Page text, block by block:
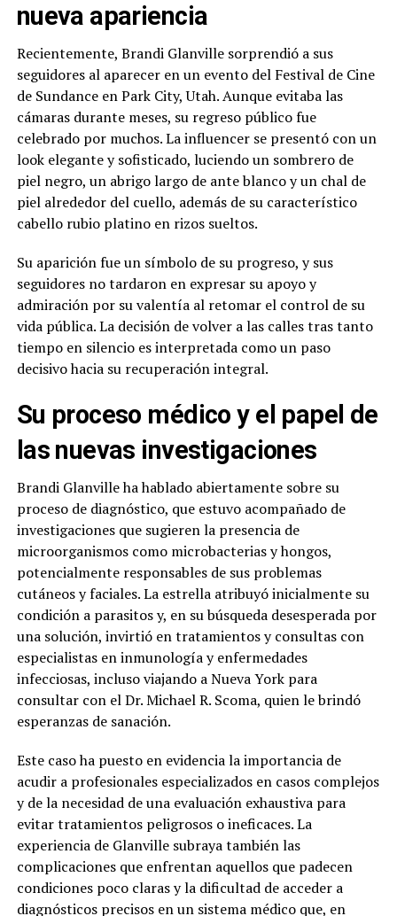
nueva apariencia
Recientemente, Brandi Glanville sorprendió a sus
seguidores al aparecer en un evento del Festival de Cine
de Sundance en Park City, Utah. Aunque evitaba las
cámaras durante meses, su regreso público fue
celebrado por muchos. La influencer se presentó con un
look elegante y sofisticado, luciendo un sombrero de
piel negro, un abrigo largo de ante blanco y un chal de
piel alrededor del cuello, además de su característico
cabello rubio platino en rizos sueltos.
Su aparición fue un símbolo de su progreso, y sus
seguidores no tardaron en expresar su apoyo y
admiración por su valentía al retomar el control de su
vida pública. La decisión de volver a las calles tras tanto
tiempo en silencio es interpretada como un paso
decisivo hacia su recuperación integral.
Su proceso médico y el papel de
las nuevas investigaciones
Brandi Glanville ha hablado abiertamente sobre su
proceso de diagnóstico, que estuvo acompañado de
investigaciones que sugieren la presencia de
microorganismos como microbacterias y hongos,
potencialmente responsables de sus problemas
cutáneos y faciales. La estrella atribuyó inicialmente su
condición a parasitos y, en su búsqueda desesperada por
una solución, invirtió en tratamientos y consultas con
especialistas en inmunología y enfermedades
infecciosas, incluso viajando a Nueva York para
consultar con el Dr. Michael R. Scoma, quien le brindó
esperanzas de sanación.
Este caso ha puesto en evidencia la importancia de
acudir a profesionales especializados en casos complejos
y de la necesidad de una evaluación exhaustiva para
evitar tratamientos peligrosos o ineficaces. La
experiencia de Glanville subraya también las
complicaciones que enfrentan aquellos que padecen
condiciones poco claras y la dificultad de acceder a
diagnósticos precisos en un sistema médico que, en